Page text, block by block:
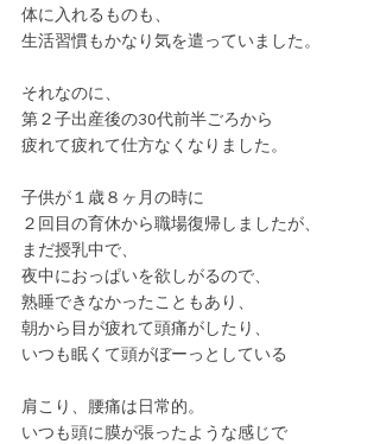
体に入れるものも、
生活習慣もかなり気を遣っていました。
それなのに、
第２子出産後の30代前半ごろから
疲れて疲れて仕方なく なりました。
子供が１歳８ヶ月の時に
２回目の育休から職場復帰しましたが、
まだ授乳中で、
夜中におっぱいを欲しがるので、
熟睡できなかったこともあり、
朝から目が疲れて頭痛がしたり、
いつも眠くて頭がぼーっとしている
肩こり、腰痛は日常的。
いつも頭に膜が張ったような感じで